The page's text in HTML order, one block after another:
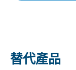
替代產品